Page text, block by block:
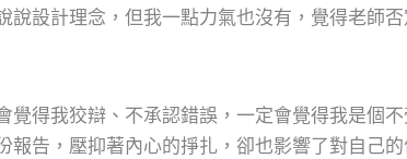
設計理念，但我一點力氣也沒有，覺得老師
得我狡辯、不承認錯誤，一定會覺得我是個
報告，壓抑著內心的掙扎，卻也影響了對自己